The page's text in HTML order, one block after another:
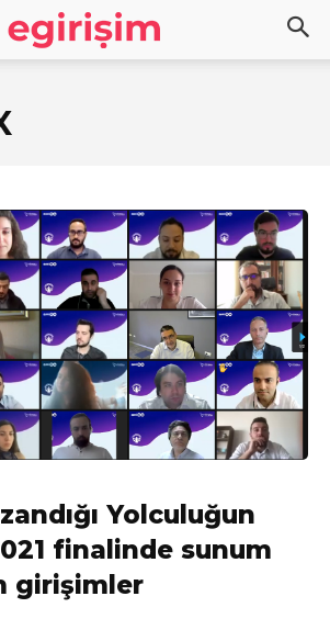
Yolculuğun
finalinde sunum
girişimler